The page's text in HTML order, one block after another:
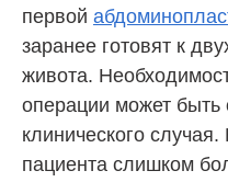
первой
заранее готовят к
живота.
операции может
клинического
пациента слишком